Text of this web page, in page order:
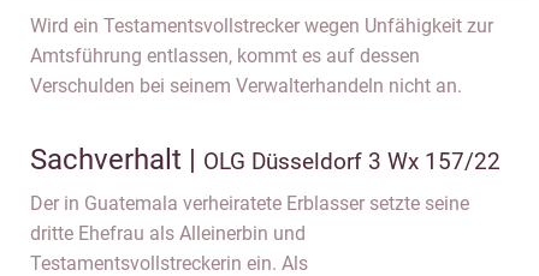
Wird ein Testamentsvollstrecker wegen Unfähigkeit zur
Amtsführung entlassen, kommt es auf dessen
Verschulden bei seinem Verwalterhandeln nicht an.
Sachverhalt | OLG Düsseldorf 3 Wx 157/22
Der in Guatemala verheiratete Erblasser setzte seine
dritte Ehefrau als Alleinerbin und
Testamentsvollstreckerin ein. Als